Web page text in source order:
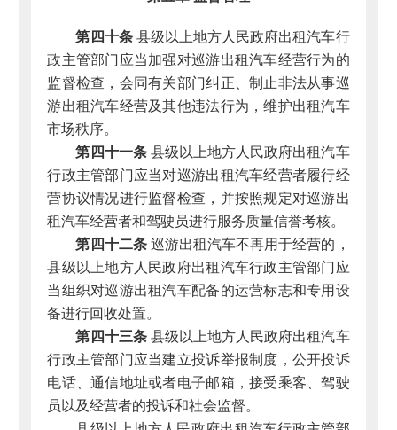
第四十条县级以上地方人民政府出租汽车行
政主管部门应当加强对巡游出租汽车经营行为的
监督检查，会同有关部门纠正、制止非法从事巡
游出租汽车经营及其他违法行为，维护出租汽车
市场秩序。
第四十一条县级以上地方人民政府出租汽车
行政主管部门应当对巡游出租汽车经营者履行经
营协议情况进行监督检查，并按照规定对巡游出
租汽车经营者和驾驶员进行服务质量信誉考核。
第四十二条巡游出租汽车不再用于经营的，
县级以上地方人民政府出租汽车行政主管部门应
当组织对巡游出租汽车配备的运营标志和专用设
备进行回收处置。
第四十三条县级以上地方人民政府出租汽车
行政主管部门应当建立投诉举报制度，公开投诉
电话、通信地址或者电子邮箱，接受乘客、驾驶
员以及经营者的投诉和社会监督。